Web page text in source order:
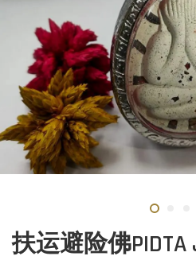
扶运避险佛PIDTA